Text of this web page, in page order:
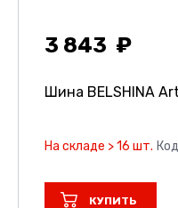
3 843
Шина BELSHINA
На складе > 16 шт.
КУПИТЬ